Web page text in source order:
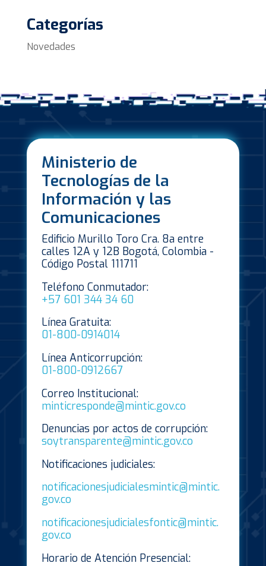
Categorías
Novedades
Ministerio de
Tecnologías de la
Información y las
Comunicaciones
Edificio Murillo Toro Cra. 8a entre
calles 12A y 12B Bogotá, Colombia -
Código Postal 111711
Teléfono Conmutador:
+57 601 344 34 60
Línea Gratuita:
01-800-0914014
Línea Anticorrupción:
01-800-0912667
Correo Institucional:
minticresponde@mintic.gov.co
Denuncias por actos de corrupción:
soytransparente@mintic.gov.co
Notificaciones judiciales:
notificacionesjudicialesmintic@mintic.
gov.co
notificacionesjudicialesfontic@mintic.
gov.co
Horario de Atención Presencial: